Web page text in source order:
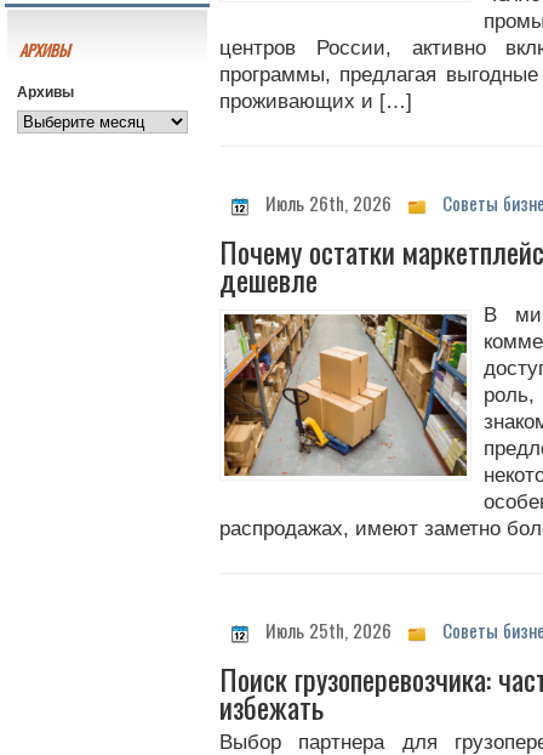
АРХИВЫ
Архивы
центров России, активно
программы, предлагая
проживающих и […]
Июль 26th, 2026 Советы
Почему остатки
дешевле
В
распродажах, имеют заметно
Июль 25th, 2026 Советы
Поиск грузоперевозчика:
избежать
Выбор партнера для